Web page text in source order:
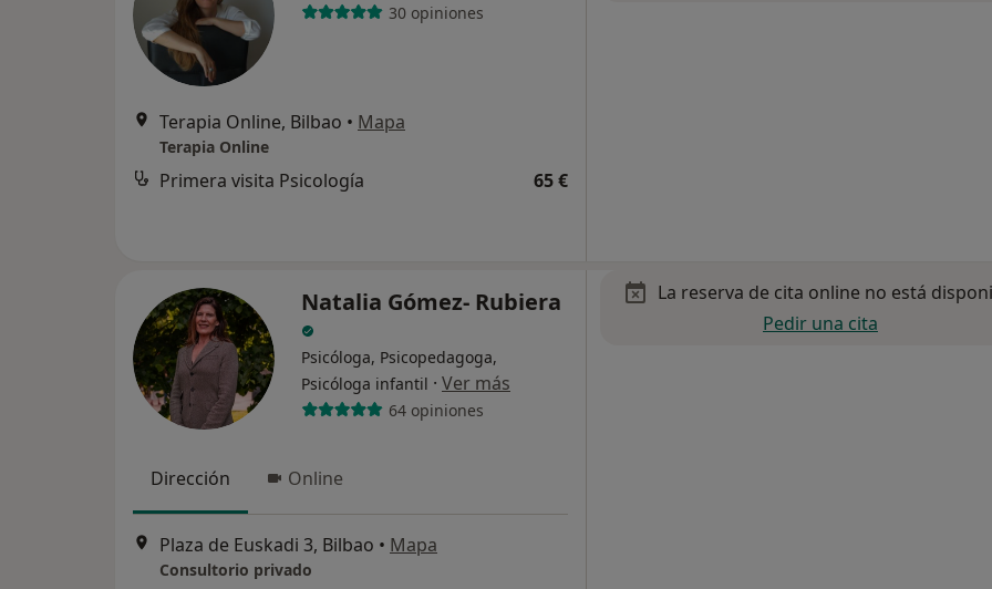
30 opiniones
Terapia Online, Bilbao • Mapa
Terapia Online
Primera visita Psicología 65 €
Natalia Gómez- Rubiera
Psicóloga, Psicopedagoga,
Psicóloga infantil · Ver más
64 opiniones
Dirección Online
Plaza de Euskadi 3, Bilbao • Mapa
Consultorio privado
La reserva de cita online no está
Pedir una cita